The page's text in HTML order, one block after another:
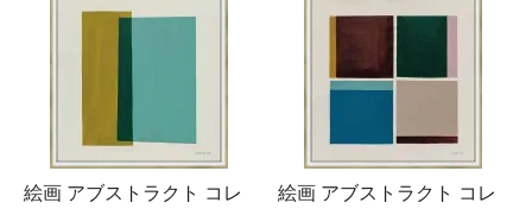
絵画 アブストラクト コレ
絵画 アブストラクト コレ